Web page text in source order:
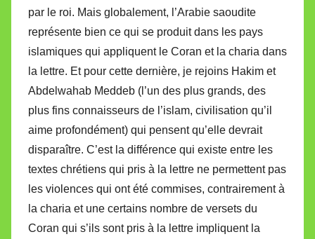
par le roi. Mais globalement, l’Arabie saoudite
représente bien ce qui se produit dans les pays
islamiques qui appliquent le Coran et la charia dans
la lettre. Et pour cette dernière, je rejoins Hakim et
Abdelwahab Meddeb (l’un des plus grands, des
plus fins connaisseurs de l’islam, civilisation qu’il
aime profondément) qui pensent qu’elle devrait
disparaître. C’est la différence qui existe entre les
textes chrétiens qui pris à la lettre ne permettent pas
les violences qui ont été commises, contrairement à
la charia et une certains nombre de versets du
Coran qui s’ils sont pris à la lettre impliquent la